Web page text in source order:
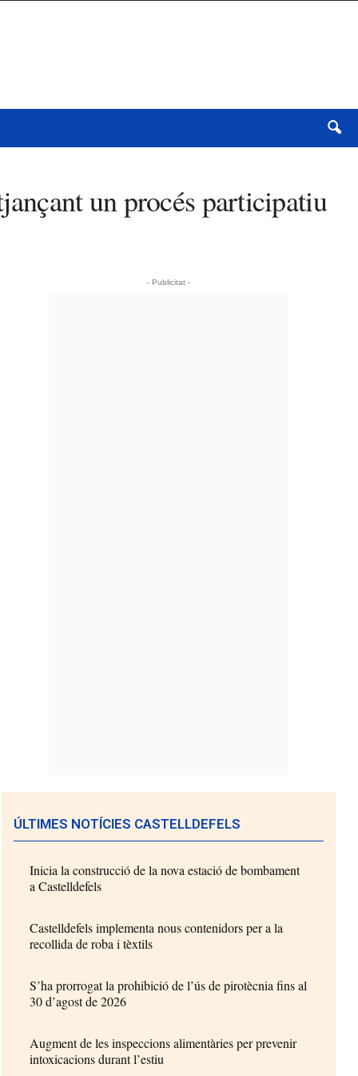
un procés participatiu
- Publicitat -
ÚLTIMES NOTÍCIES CASTELLDEFELS
Inicia la construcció de la nova estació de bombament
a Castelldefels
Castelldefels implementa nous contenidors per a la
recollida de roba i tèxtils
S’ha prorrogat la prohibició de l’ús de pirotècnia fins al
30 d’agost de 2026
Augment de les inspeccions alimentàries per prevenir
intoxicacions durant l’estiu